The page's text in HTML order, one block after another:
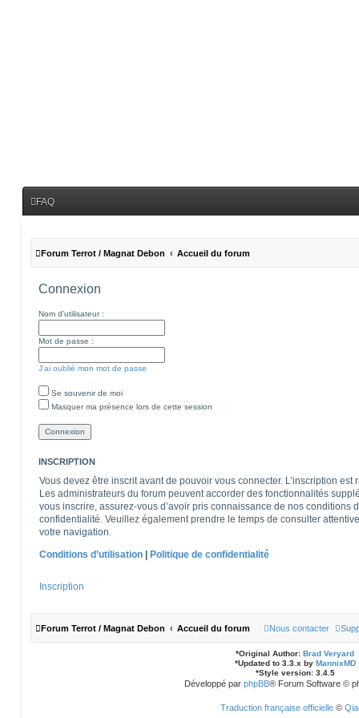
FAQ
Forum Terrot / Magnat Debon Accueil du forum
Connexion
Nom d’utilisateur :
Mot de passe :
J’ai oublié mon mot de passe
Se souvenir de moi
Masquer ma présence lors de cette session
INSCRIPTION
Vous devez être inscrit avant de pouvoir vous connecter. L’inscription
Les administrateurs du forum peuvent accorder des fonctionnalités
vous inscrire, assurez-vous d’avoir pris connaissance de nos conditions
confidentialité. Veuillez également prendre le temps de consulter
votre navigation.
Conditions d’utilisation | Politique de confidentialité
Inscription
Forum Terrot / Magnat Debon Accueil du forum Nous contacter
*Original Author: Brad Veryard
*Updated to 3.3.x by MannixMD
*Style version: 3.4.5
Développé par phpBB® Forum Software ©
Traduction française officielle©